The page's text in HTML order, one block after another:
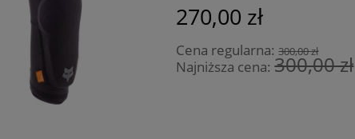
270,00 zł
Cena regularna:300,00 zł
Najniższa cena:300,00 zł